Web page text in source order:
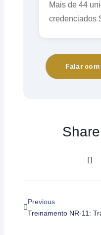
Mais de 44
credenciados
Falar
Previous